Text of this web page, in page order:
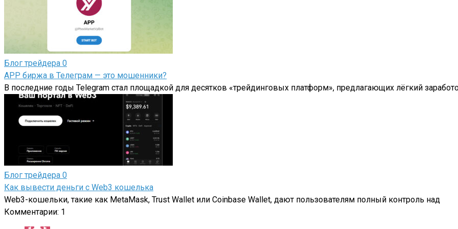
Блог трейдера 0
APP биржа в Телеграм — это мошенники?
В последние годы Telegram стал площадкой для десятков «трейдинговых платформ», предлагающих лёгкий
Блог трейдера 0
Как вывести деньги с Web3 кошелька
Web3-кошельки, такие как MetaMask, Trust Wallet или Coinbase Wallet, дают пользователям полный контроль над
Комментарии: 1